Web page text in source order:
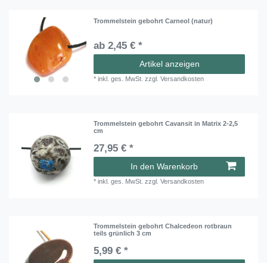
Trommelstein gebohrt Carneol (natur)
ab 2,45 € *
Artikel anzeigen
*inkl. ges. MwSt. zzgl.Versandkosten
Trommelstein gebohrt Cavansit in Matrix 2-2,5
cm
27,95 € *
In den Warenkorb
*inkl. ges. MwSt. zzgl.Versandkosten
Trommelstein gebohrt Chalcedeon rotbraun
teils grünlich 3 cm
5,99 € *